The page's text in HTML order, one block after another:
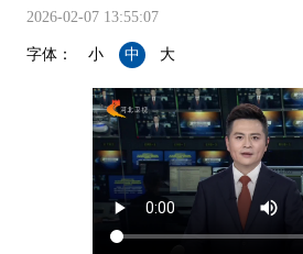
2026-02-07 13:55:07
字体： 小 中 大